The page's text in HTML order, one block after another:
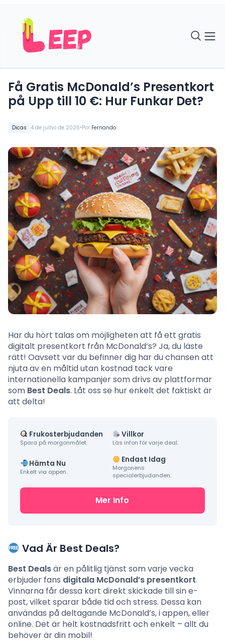
Dicas 4 de julho de 2026•Por Fernando
Få Gratis McDonald’s Presentkort
på Upp till 10 €: Hur Funkar Det?
Har du hört talas om möjligheten att få ett gratis
digitalt presentkort från McDonald’s? Ja, du läste
rätt! Oavsett var du befinner dig har du chansen att
njuta av en måltid utan kostnad tack vare
internationella kampanjer som drivs av plattformar
som Best Deals. Låt oss se hur enkelt det faktiskt är
att delta!
Frukosterbjudanden
Spara på morgonmålet.
Villkor
Läs infon för varje deal.
Hämta Nu
Enkelt via appen.
Endast Idag
Morgonens
specialerbjudanden.
Mer Info
Vad Är Best Deals?
Best Dealsär en pålitlig tjänst som varje vecka
erbjuder fans digitala McDonald’s presentkort.
Vinnarna får dessa kort direkt skickade till sin e-
post, vilket sparar både tid och stress. Dessa kan
användas på deltagande McDonald’s, i appen, eller
online. Det är helt kostnadsfritt och enkelt – allt du
behöver är din mobil!